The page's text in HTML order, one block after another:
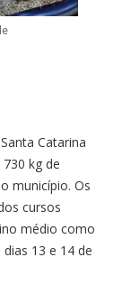
Catarina
kg de
município. Os
cursos
médio como
13 e 14 de